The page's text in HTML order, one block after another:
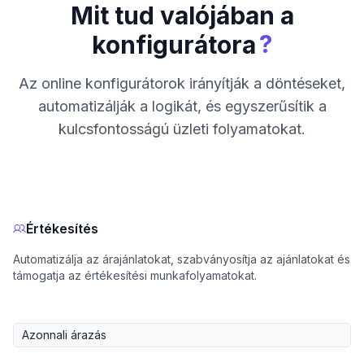
Mit tud valójában a
konfigurátora?
Az online konfigurátorok irányítják a döntéseket,
automatizálják a logikát, és egyszerűsítik a
kulcsfontosságú üzleti folyamatokat.
Értékesítés
Automatizálja az árajánlatokat, szabványosítja az ajánlatokat és
támogatja az értékesítési munkafolyamatokat.
Azonnali árazás